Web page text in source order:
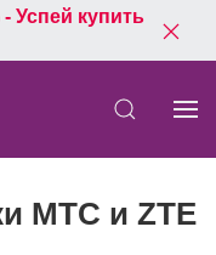
Успей купить
МТС и ZTE